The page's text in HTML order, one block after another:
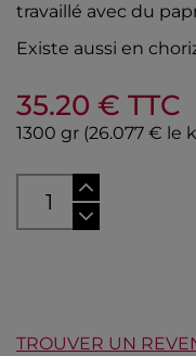
travaillé avec du
Existe aussi en
35.20 € TTC
1300 gr (26.077 € le
TROUVER UN